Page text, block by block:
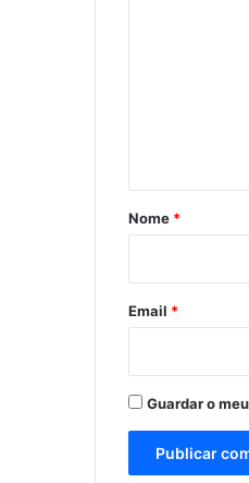
r
*
Nome *
Email *
Guardar o